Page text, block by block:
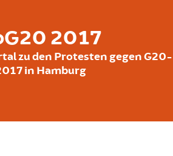
2017
zu den Protesten gegen G20-
in Hamburg